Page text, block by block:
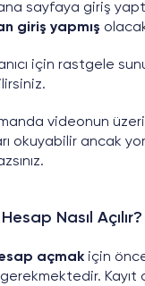
sayfaya giriş
giriş yapmış
için rastgele
videonun
okuyabilir ancak
Nasıl Açılır?
açmak için
gerekmektedir. Kayıt